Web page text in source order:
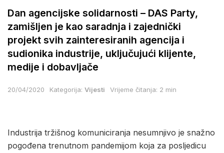
Dan agencijske solidarnosti – DAS Party,
zamišljen je kao saradnja i zajednički
projekt svih zainteresiranih agencija i
sudionika industrije, uključujući klijente,
medije i dobavljače
20/04/2020 Kategorija: Vijesti Vrijeme čitanja: 2 min
Industrija tržišnog komuniciranja nesumnjivo je snažno
pogođena trenutnom pandemijom koja za posljedicu